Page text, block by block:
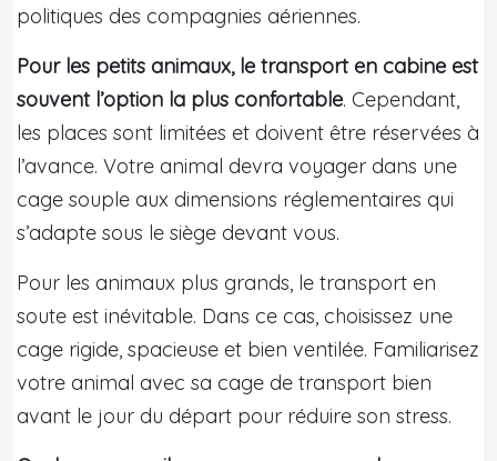
politiques des compagnies aériennes.
Pour les petits animaux, le transport en cabine est
souvent l’option la plus confortable. Cependant,
les places sont limitées et doivent être réservées à
l’avance. Votre animal devra voyager dans une
cage souple aux dimensions réglementaires qui
s’adapte sous le siège devant vous.
Pour les animaux plus grands, le transport en
soute est inévitable. Dans ce cas, choisissez une
cage rigide, spacieuse et bien ventilée. Familiarisez
votre animal avec sa cage de transport bien
avant le jour du départ pour réduire son stress.